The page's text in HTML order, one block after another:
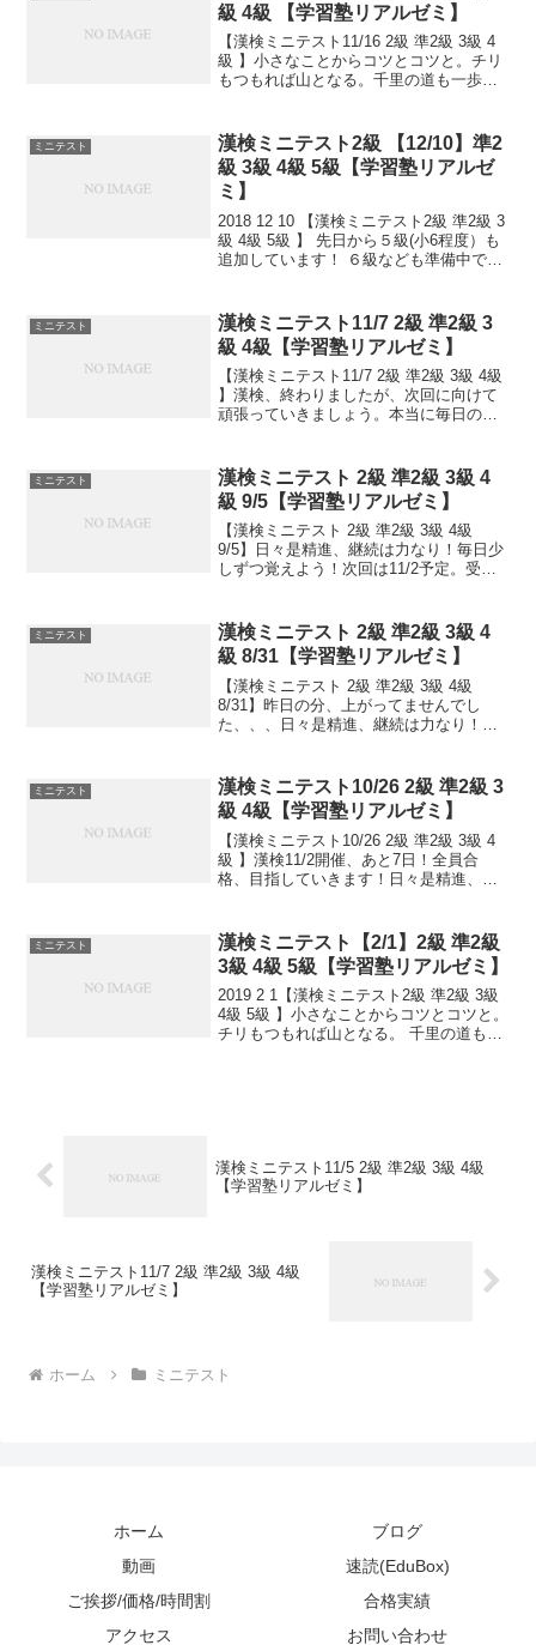
級 4級 【学習塾リアルゼミ】
【漢検ミニテスト11/16 2級 準2級 3級 4
級 】小さなことからコツとコツと。チリ
もつもれば山となる。千里の道も一歩か
ミニテスト
漢検ミニテスト2級 【12/10】準2
級 3級 4級 5級【学習塾リアルゼ
ミ】
2018 12 10 【漢検ミニテスト2級 準2級 3
級 4級 5級 】 先日から５級(小6程度）も
追加しています！ ６級なども準備中で
ら。 日々是精進、継続は力...
ミニテスト
漢検ミニテスト11/7 2級 準2級 3
級 4級【学習塾リアルゼミ】
【漢検ミニテスト11/7 2級 準2級 3級 4級
】漢検、終わりましたが、次回に向けて
頑張っていきましょう。本当に毎日の積
里の道も一歩から。日々是精進、継続は
力なり！...
ミニテスト
漢検ミニテスト 2級 準2級 3級 4
級 9/5【学習塾リアルゼミ】
【漢検ミニテスト 2級 準2級 3級 4級
9/5】日々是精進、継続は力なり！毎日少
しずつ覚えよう！次回は11/2予定。受け
ミニテスト
漢検ミニテスト 2級 準2級 3級 4
級 8/31【学習塾リアルゼミ】
【漢検ミニテスト 2級 準2級 3級 4級
8/31】昨日の分、上がってませんでし
た、、、日々是精進、継続は力なり！毎
思ったら次ですね。受ける方、早めに連
絡ください。外...
ミニテスト
漢検ミニテスト10/26 2級 準2級 3
級 4級【学習塾リアルゼミ】
【漢検ミニテスト10/26 2級 準2級 3級 4
級 】漢検11/2開催、あと7日！全員合
格、目指していきます！日々是精進、継
ミニテスト
漢検ミニテスト【2/1】2級 準2級
3級 4級 5級【学習塾リアルゼミ】
2019 2 1【漢検ミニテスト2級 準2級 3級
4級 5級 】小さなことからコツとコツと。
チリもつもれば山となる。 千里の道も一
漢検ミニテスト11/5 2級 準2級 3級 4級
【学習塾リアルゼミ】
漢検ミニテスト11/7 2級 準2級 3級 4級
【学習塾リアルゼミ】
ホーム ミニテスト
ホーム
ブログ
動画
速読(EduBox)
ご挨拶/価格/時間割
合格実績
アクセス
お問い合わせ